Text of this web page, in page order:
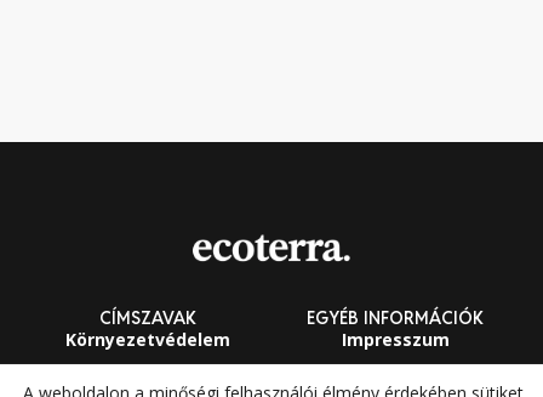
CÍMSZAVAK
Környezetvédelem
Fenntarthatóság
EGYÉB INFORMÁCIÓK
Impresszum
Általános Szerződési